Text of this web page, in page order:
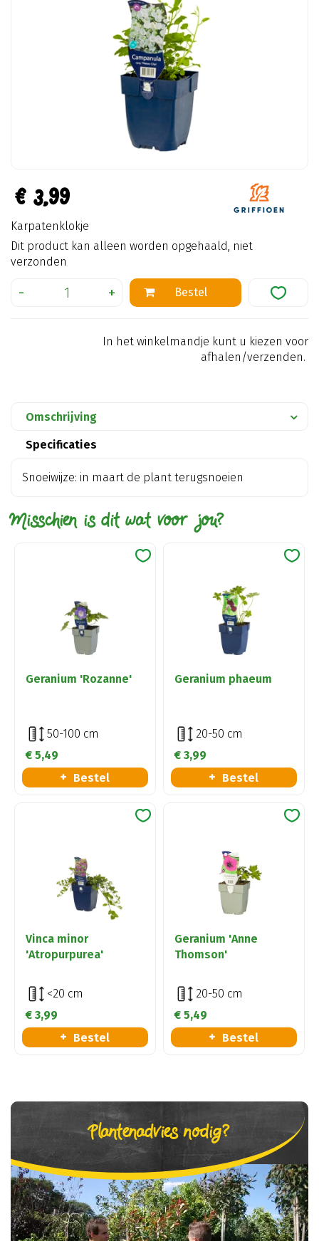
€ 3,99
Karpatenklokje
Dit product kan alleen worden opgehaald, niet
verzonden
In het winkelmandje kunt u kiezen voor
afhalen/verzenden.
Omschrijving
Specificaties
Snoeiwijze: in maart de plant terugsnoeien
Misschien is dit wat voor jou?
Geranium 'Rozanne'
50-100 cm
€ 5,49
Bestel
Geranium phaeum
20-50 cm
€ 3,99
Bestel
Vinca minor
'Atropurpurea'
<20 cm
€ 3,99
Bestel
Geranium 'Anne
Thomson'
20-50 cm
€ 5,49
Bestel
Plantenadvies nodig?